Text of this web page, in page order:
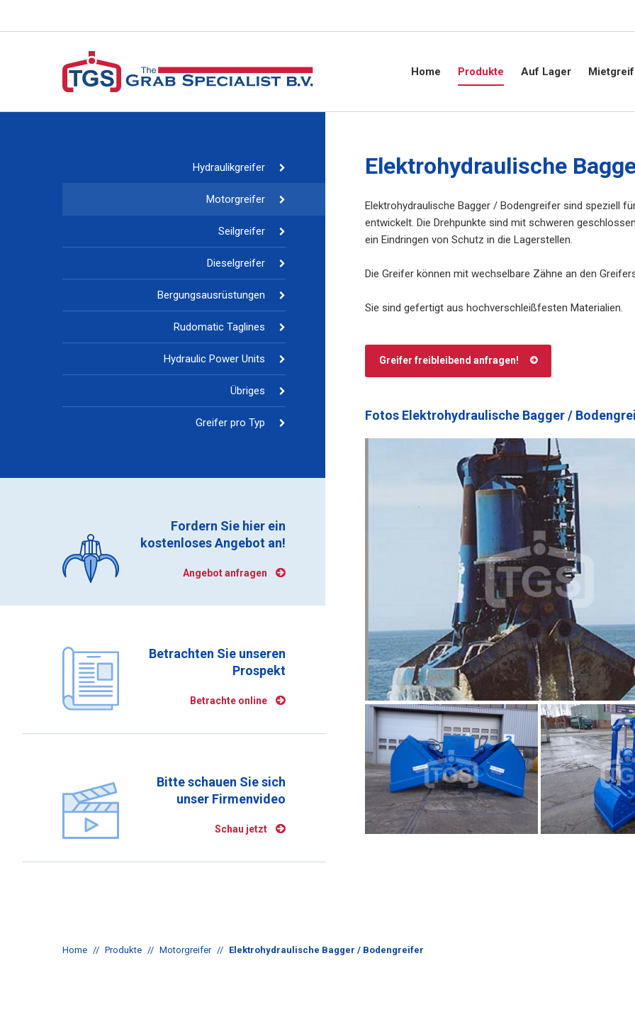
Home Produkte Auf Lager
Elektrohydraulische
Elektrohydraulische Bagger / Bodengreifer sind speziell
entwickelt. Die Drehpunkte sind mit schweren
ein Eindringen von Schutz in die Lagerstellen.
Die Greifer können mit wechselbare Zähne an den
Sie sind gefertigt aus hochverschleißfesten Materialien.
Greifer freibleibend anfragen!
Fotos Elektrohydraulische Bagger /
Hydraulikgreifer
Motorgreifer
Seilgreifer
Dieselgreifer
Bergungsausrüstungen
Rudomatic Taglines
Hydraulic Power Units
Übriges
Greifer pro Typ
Fordern Sie hier ein
kostenloses Angebot an!
Angebot anfragen
Betrachten Sie unseren
Prospekt
Betrachte online
Bitte schauen Sie sich
unser Firmenvideo
Schau jetzt
Home // Produkte // Motorgreifer // Elektrohydraulische Bagger / Bodengreifer